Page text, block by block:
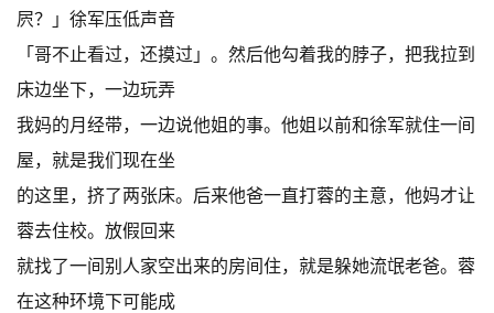
屄？」徐军压低声音
「哥不止看过，还摸过」。然后他勾着我的脖子，把我拉到
床边坐下，一边玩弄
我妈的月经带，一边说他姐的事。他姐以前和徐军就住一间
屋，就是我们现在坐
的这里，挤了两张床。后来他爸一直打蓉的主意，他妈才让
蓉去住校。放假回来
就找了一间别人家空出来的房间住，就是躲她流氓老爸。蓉
在这种环境下可能成